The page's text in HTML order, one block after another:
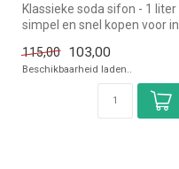
Klassieke soda sifon - 1 liter
simpel en snel kopen voor in
115,00
103,00
Beschikbaarheid laden..